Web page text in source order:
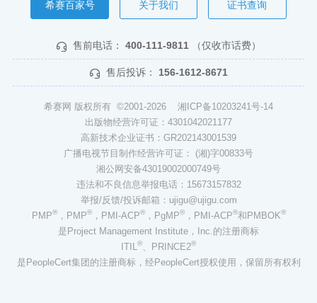
希赛百家号 关于我们 证书查询
售前电话： 400-111-9811 （仅收市话费）
售后投诉： 156-1612-8671
希赛网 版权所有 ©2001-2026 湘ICP备10203241号-14
出版物经营许可证：4301042021177
高新技术企业证书：GR202143001539
广播电视节目制作经营许可证： (湘)字00833号
湘公网安备43019002000749号
违法和不良信息举报电话：15673157832
举报/反馈/投诉邮箱：ujigu@ujigu.com
PMP®，PMP®，PMI-ACP®，PgMP®，PMI-ACP®和PMBOK®
是Project Management Institute，Inc.的注册商标
ITIL®、PRINCE2®
是PeopleCert集团的注册商标，经PeopleCert授权使用，保留所有权利